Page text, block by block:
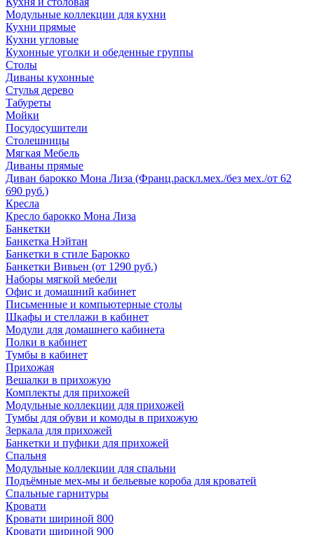
Модульные коллекции для кухни
Кухни прямые
Кухни угловые
Кухонные уголки и обеденные группы
Столы
Диваны кухонные
Стулья дерево
Табуреты
Мойки
Посудосушители
Столешницы
Мягкая Мебель
Диваны прямые
Диван барокко Мона Лиза (Франц.раскл.мех./без мех./от 62
690 руб.)
Кресла
Кресло барокко Мона Лиза
Банкетки
Банкетка Нэйтан
Банкетки в стиле Барокко
Банкетки Вивьен (от 1290 руб.)
Наборы мягкой мебели
Офис и домашний кабинет
Письменные и компьютерные столы
Шкафы и стеллажи в кабинет
Модули для домашнего кабинета
Полки в кабинет
Тумбы в кабинет
Прихожая
Вешалки в прихожую
Комплекты для прихожей
Модульные коллекции для прихожей
Тумбы для обуви и комоды в прихожую
Зеркала для прихожей
Банкетки и пуфики для прихожей
Спальня
Модульные коллекции для спальни
Подъёмные мех-мы и бельевые короба для кроватей
Спальные гарнитуры
Кровати
Кровати шириной 800
Кровати шириной 900